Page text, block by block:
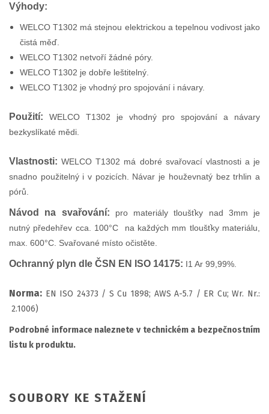
Výhody:
WELCO T1302 má stejnou elektrickou a tepelnou vodivost jako
čistá měď.
WELCO T1302 netvoří žádné póry.
WELCO T1302 je dobře leštitelný.
WELCO T1302 je vhodný pro spojování i návary.
Použití: WELCO T1302 je vhodný pro spojování a návary
bezkyslíkaté mědi.
Vlastnosti: WELCO T1302 má dobré svařovací vlastnosti a je
snadno použitelný i v pozicích. Návar je houževnatý bez trhlin a
pórů.
Návod na svařování: pro materiály tloušťky nad 3mm je
nutný předehřev cca. 100°C na každých mm tloušťky materiálu,
max. 600°C. Svařované místo očistěte.
Ochranný plyn dle ČSN EN ISO 14175: I1 Ar 99,99%.
Norma: EN ISO 24373 / S Cu 1898; AWS A-5.7 / ER Cu; Wr. Nr.:
2.1006)
Podrobné informace naleznete v technickém a bezpečnostním
listu k produktu.
SOUBORY KE STAŽENÍ